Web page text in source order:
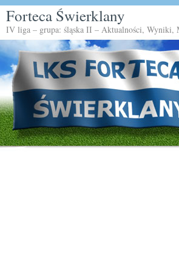
Forteca Świerklany
IV liga – grupa: śląska II – Aktualności, Wyniki,